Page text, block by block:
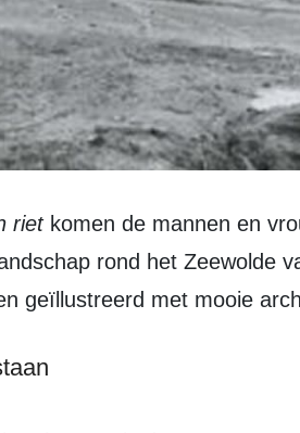
rietkomen de mannen en
rond het Zeewolde
geïllustreerd met mooie